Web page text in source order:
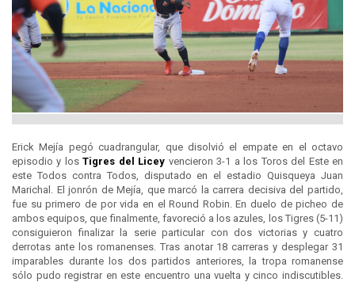
Erick Mejía pegó cuadrangular, que disolvió el empate en el octavo
episodio y losTigres del Licey vencieron 3-1 a los Toros del Este en
este Todos contra Todos, disputado en el estadio Quisqueya Juan
Marichal. El jonrón de Mejía, que marcó la carrera decisiva del partido,
fue su primero de por vida en el Round Robin. En duelo de picheo de
ambos equipos, que finalmente, favoreció a los azules, los Tigres (5-11)
consiguieron finalizar la serie particular con dos victorias y cuatro
derrotas ante los romanenses. Tras anotar 18 carreras y desplegar 31
imparables durante los dos partidos anteriores, la tropa romanense
sólo pudo registrar en este encuentro una vuelta y cinco indiscutibles.